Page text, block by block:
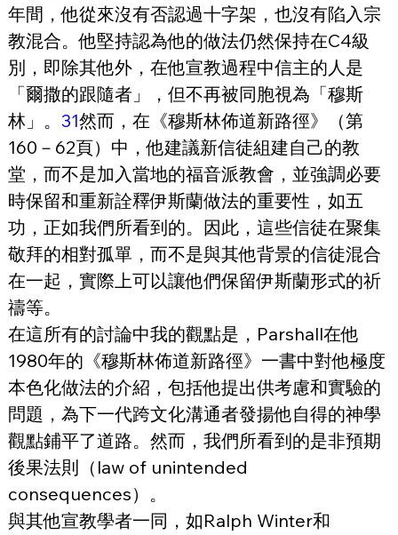
年間，他從來沒有否認過十字架，也沒有陷入宗
教混合。他堅持認為他的做法仍然保持在C4級
別，即除其他外，在他宣教過程中信主的人是
「爾撒的跟隨者」，但不再被同胞視為「穆斯
林」。 31然而，在《穆斯林佈道新路徑》（第
160－62頁）中，他建議新信徒組建自己的教
堂，而不是加入當地的福音派教會，並強調必要
時保留和重新詮釋伊斯蘭做法的重要性，如五
功，正如我們所看到的。因此，這些信徒在聚集
敬拜的相對孤單，而不是與其他背景的信徒混合
在一起，實際上可以讓他們保留伊斯蘭形式的祈
禱等。
在這所有的討論中我的觀點是，Parshall在他
1980年的《穆斯林佈道新路徑》一書中對他極度
本色化做法的介紹，包括他提出供考慮和實驗的
問題，為下一代跨文化溝通者發揚他自得的神學
觀點鋪平了道路。然而，我們所看到的是非預期
後果法則（law of unintended
consequences）。
與其他宣教學者一同，如Ralph Winter和